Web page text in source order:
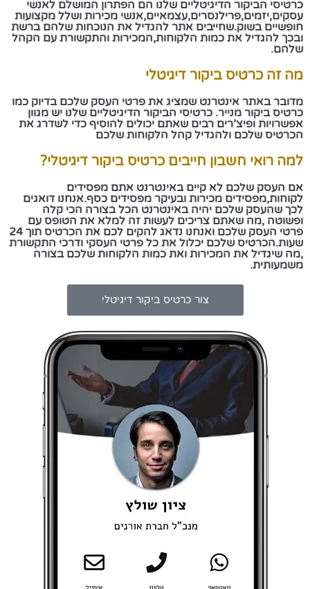
כרטיסי הביקור הדיגיטליים שלנו הם הפתרון המושלם לאנשי
עסקים,יזמים,פרילנסרים,עצמאיים,אנשי מכירות ושלל מקצועות
חופשיים בשוק.שחייבים אתר להגדיל את הנוכחות שלהם ברשת
ובכך להגדיל את כמות הלקוחות,המכירות והתקשורת עם הקהל
שלהם.
מה זה כרטיס ביקור דיגיטלי
מדובר באתר אינטרנט שמציג את פרטי העסק שלכם בדיוק כמו
כרטיס ביקור מנייר. כרטיסי הביקור הדיגיטליים שלנו יש מגוון
אפשרויות ופיצ’רים רבים שאתם יכולים להוסיף כדי לשדרג את
הכרטיס שלכם ולהגדיל קהל הלקוחות שלכם
למה רואי חשבון חייבים כרטיס ביקור דיגיטלי?
אם העסק שלכם לא קיים באינטרנט אתם מפסידים
לקוחות,מפסידים מכירות ובעיקר מפסידים כסף.אנחנו דואגים
לכך שהעסק שלכם יהיה באינטרנט הכל בצורה הכי קלה
ופשוטה ,מה שאתם צריכים לעשות זה למלא את הטופס עם
פרטי העסק שלכם ואנחנו נדאג להקים לכם את הכרטיס תוך 24
שעות.הכרטיס שלכם יכלול את כל פרטי העסקי ודרכי התקשורת
,מה שיגדיל את המכירות ואת כמות הלקוחות שלכם בצורה
משמעותית.​
צור כרטיס ביקור דיגיטלי